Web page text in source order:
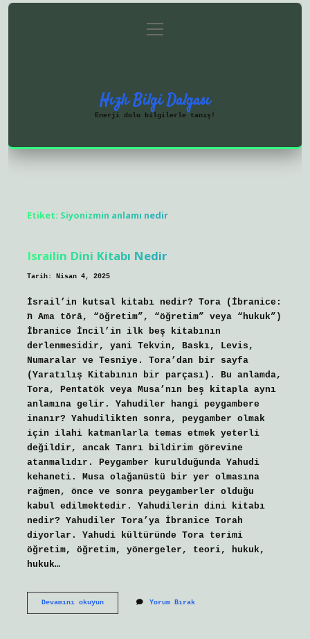
Gizlilik Politikası
menüyü
aç
Hızlı Bilgi Dalgası
Enerji dolu bilgilerle tanış!
Etiket: Siyonizmin anlamı nedir
Israilin Dini Kitabı Nedir
Tarih: Nisan 4, 2025
İsrail’in kutsal kitabı nedir? Tora (İbranice:
תּ Ama tōrā, “öğretim”, “öğretim” veya “hukuk”)
İbranice İncil’in ilk beş kitabının
derlenmesidir, yani Tekvin, Baskı, Levis,
Numaralar ve Tesniye. Tora’dan bir sayfa
(Yaratılış Kitabının bir parçası). Bu anlamda,
Tora, Pentatök veya Musa’nın beş kitapla aynı
anlamına gelir. Yahudiler hangi peygambere
inanır? Yahudilikten sonra, peygamber olmak
için ilahi katmanlarla temas etmek yeterli
değildir, ancak Tanrı bildirim görevine
atanmalıdır. Peygamber kurulduğunda Yahudi
kehaneti. Musa olağanüstü bir yer olmasına
rağmen, önce ve sonra peygamberler olduğu
kabul edilmektedir. Yahudilerin dini kitabı
nedir? Yahudiler Tora’ya İbranice Torah
diyorlar. Yahudi kültüründe Tora terimi
öğretim, öğretim, yönergeler, teori, hukuk,
hukuk…
Devamını okuyunIsrailin
Yorum Bırak